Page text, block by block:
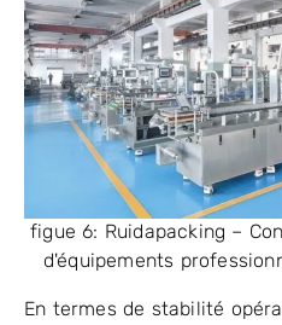
figue 6: Ruidapacking –
d'équipements
En termes de stabilité